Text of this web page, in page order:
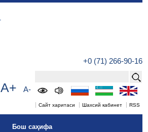
+0 (71) 266-90-16
A+ A-
Сайт харитаси Шахсий кабинет RSS
Бош саҳифа